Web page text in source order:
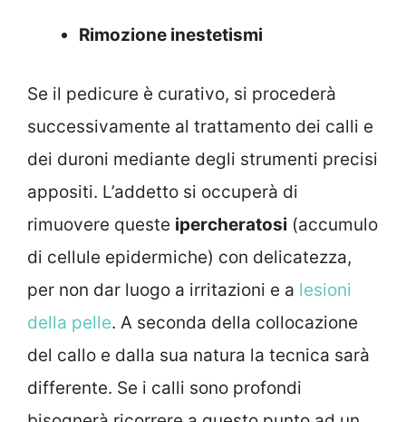
Rimozione inestetismi
Se il pedicure è curativo, si procederà
successivamente al trattamento dei calli e
dei duroni mediante degli strumenti precisi
appositi. L’addetto si occuperà di
rimuovere queste ipercheratosi (accumulo
di cellule epidermiche) con delicatezza,
per non dar luogo a irritazioni e a lesioni
della pelle. A seconda della collocazione
del callo e dalla sua natura la tecnica sarà
differente. Se i calli sono profondi